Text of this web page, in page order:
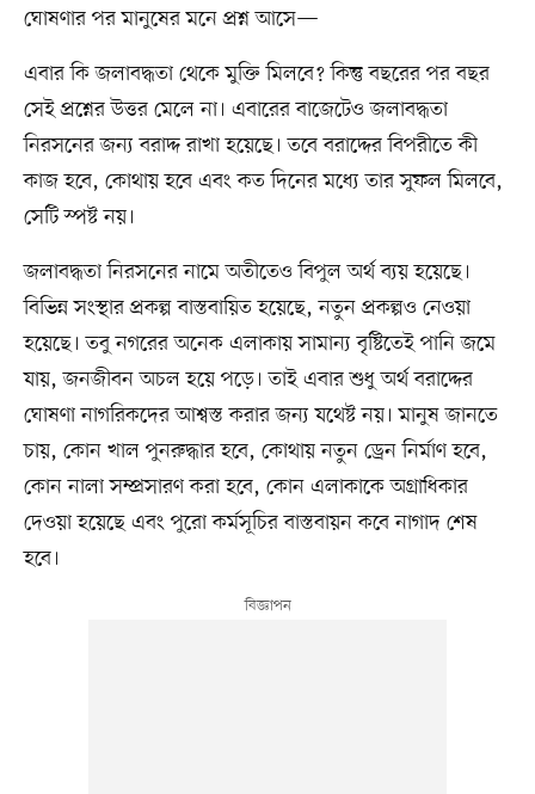
ঘোষণার পর মানুষের মনে প্রশ্ন আসে—
এবার কি জলাবদ্ধতা থেকে মুক্তি মিলবে? কিন্তু বছরের পর বছর
সেই প্রশ্নের উত্তর মেলে না। এবারের বাজেটেও জলাবদ্ধতা
নিরসনের জন্য বরাদ্দ রাখা হয়েছে। তবে বরাদ্দের বিপরীতে কী
কাজ হবে, কোথায় হবে এবং কত দিনের মধ্যে তার সুফল মিলবে,
সেটি স্পষ্ট নয়।
জলাবদ্ধতা নিরসনের নামে অতীতেও বিপুল অর্থ ব্যয় হয়েছে।
বিভিন্ন সংস্থার প্রকল্প বাস্তবায়িত হয়েছে, নতুন প্রকল্পও নেওয়া
হয়েছে। তবু নগরের অনেক এলাকায় সামান্য বৃষ্টিতেই পানি জমে
যায়, জনজীবন অচল হয়ে পড়ে। তাই এবার শুধু অর্থ বরাদ্দের
ঘোষণা নাগরিকদের আশ্বস্ত করার জন্য যথেষ্ট নয়। মানুষ জানতে
চায়, কোন খাল পুনরুদ্ধার হবে, কোথায় নতুন ড্রেন নির্মাণ হবে,
কোন নালা সম্প্রসারণ করা হবে, কোন এলাকাকে অগ্রাধিকার
দেওয়া হয়েছে এবং পুরো কর্মসূচির বাস্তবায়ন কবে নাগাদ শেষ
হবে।